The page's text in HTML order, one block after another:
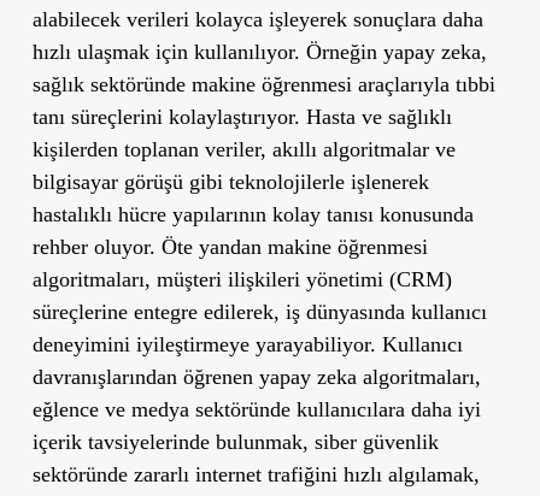
alabilecek verileri kolayca işleyerek sonuçlara daha
hızlı ulaşmak için kullanılıyor. Örneğin yapay zeka,
sağlık sektöründe makine öğrenmesi araçlarıyla tıbbi
tanı süreçlerini kolaylaştırıyor. Hasta ve sağlıklı
kişilerden toplanan veriler, akıllı algoritmalar ve
bilgisayar görüşü gibi teknolojilerle işlenerek
hastalıklı hücre yapılarının kolay tanısı konusunda
rehber oluyor. Öte yandan makine öğrenmesi
algoritmaları, müşteri ilişkileri yönetimi (CRM)
süreçlerine entegre edilerek, iş dünyasında kullanıcı
deneyimini iyileştirmeye yarayabiliyor. Kullanıcı
davranışlarından öğrenen yapay zeka algoritmaları,
eğlence ve medya sektöründe kullanıcılara daha iyi
içerik tavsiyelerinde bulunmak, siber güvenlik
sektöründe zararlı internet trafiğini hızlı algılamak,